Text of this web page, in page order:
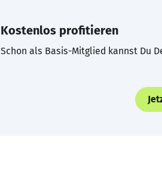
Kostenlos profitieren
Schon als Basis-Mitglied kannst Du